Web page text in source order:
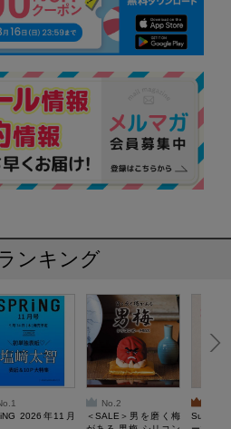
ンキング
2026年11月
No.2
＜SALE＞男を磨く梅